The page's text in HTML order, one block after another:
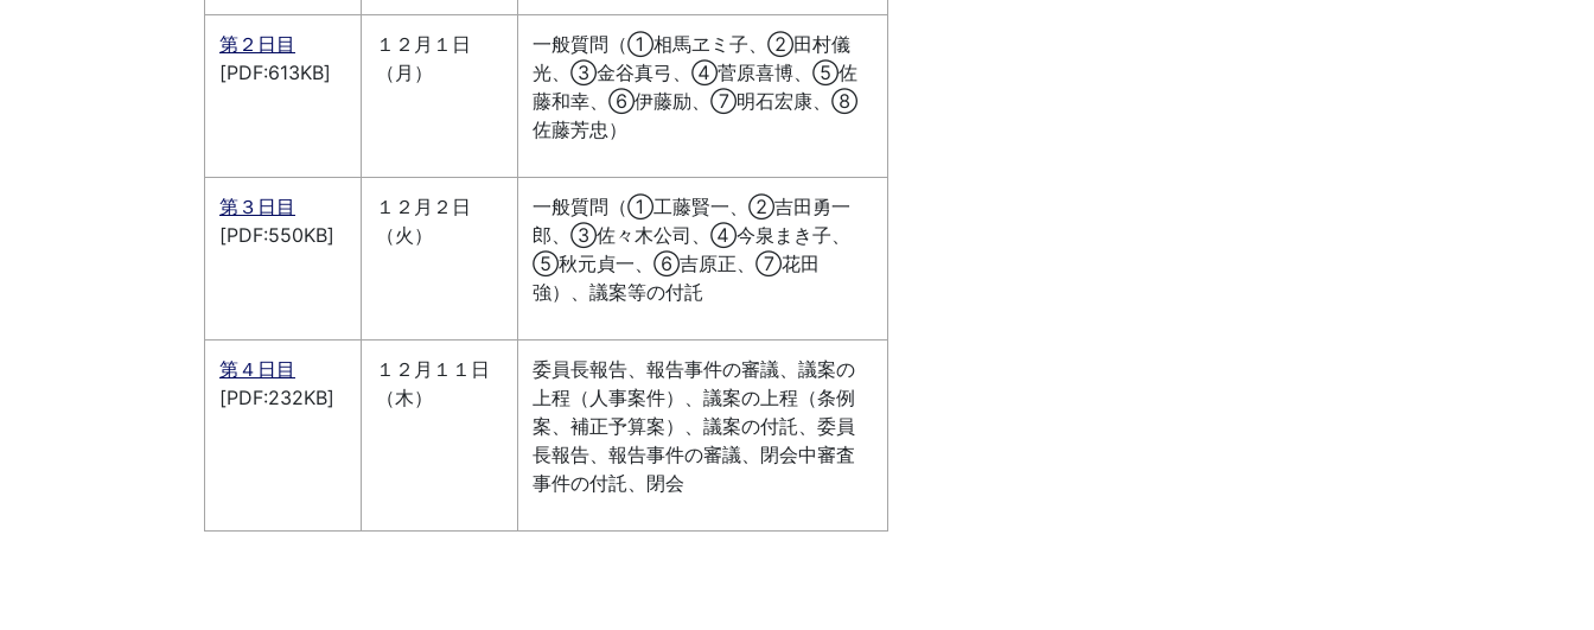
第２日目
[PDF:613KB]
１２月１日
（月）
一般質問（①相馬ヱミ子、②田村儀
光、③金谷真弓、④菅原喜博、⑤佐
藤和幸、⑥伊藤励、⑦明石宏康、⑧
佐藤芳忠）
第３日目
[PDF:550KB]
１２月２日
（火）
一般質問（①工藤賢一、②吉田勇一
郎、③佐々木公司、④今泉まき子、
⑤秋元貞一、⑥吉原正、⑦花田
強）、議案等の付託
第４日目
[PDF:232KB]
１２月１１日
（木）
委員長報告、報告事件の審議、議案の
上程（人事案件）、議案の上程（条例
案、補正予算案）、議案の付託、委員
長報告、報告事件の審議、閉会中審査
事件の付託、閉会